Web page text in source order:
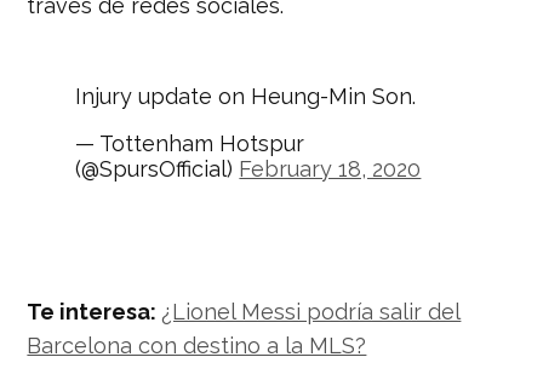
Injury update on Heung-Min Son.
— Tottenham Hotspur
(@SpursOfficial) February 18, 2020
Te interesa: ¿Lionel Messi podría salir del
Barcelona con destino a la MLS?